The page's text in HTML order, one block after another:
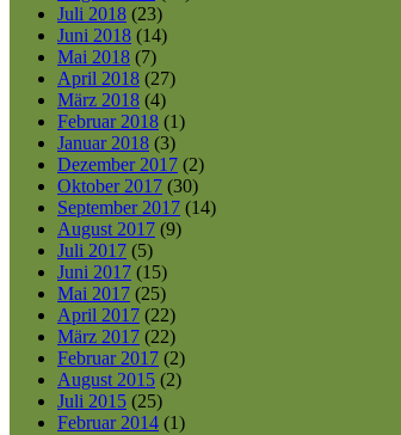
Juli 2018 (23)
Juni 2018 (14)
Mai 2018 (7)
April 2018 (27)
März 2018 (4)
Februar 2018 (1)
Januar 2018 (3)
Dezember 2017 (2)
Oktober 2017 (30)
September 2017 (14)
August 2017 (9)
Juli 2017 (5)
Juni 2017 (15)
Mai 2017 (25)
April 2017 (22)
März 2017 (22)
Februar 2017 (2)
August 2015 (2)
Juli 2015 (25)
Februar 2014 (1)